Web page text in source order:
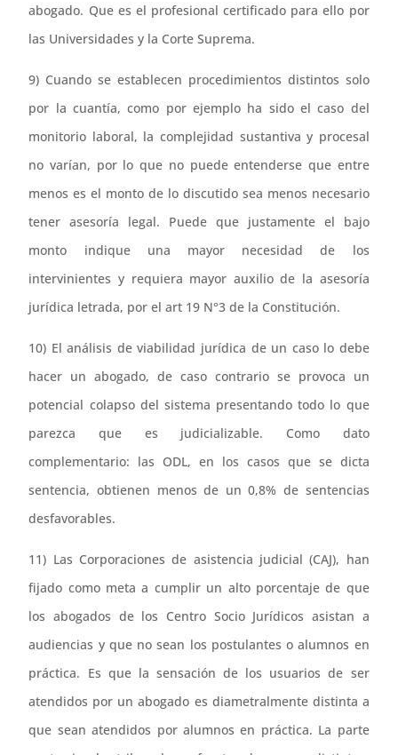
abogado. Que es el profesional certificado para ello por
las Universidades y la Corte Suprema.
9) Cuando se establecen procedimientos distintos solo
por la cuantía, como por ejemplo ha sido el caso del
monitorio laboral, la complejidad sustantiva y procesal
no varían, por lo que no puede entenderse que entre
menos es el monto de lo discutido sea menos necesario
tener asesoría legal. Puede que justamente el bajo
monto indique una mayor necesidad de los
intervinientes y requiera mayor auxilio de la asesoría
jurídica letrada, por el art 19 N°3 de la Constitución.
10) El análisis de viabilidad jurídica de un caso lo debe
hacer un abogado, de caso contrario se provoca un
potencial colapso del sistema presentando todo lo que
parezca que es judicializable. Como dato
complementario: las ODL, en los casos que se dicta
sentencia, obtienen menos de un 0,8% de sentencias
desfavorables.
11) Las Corporaciones de asistencia judicial (CAJ), han
fijado como meta a cumplir un alto porcentaje de que
los abogados de los Centro Socio Jurídicos asistan a
audiencias y que no sean los postulantes o alumnos en
práctica. Es que la sensación de los usuarios de ser
atendidos por un abogado es diametralmente distinta a
que sean atendidos por alumnos en práctica. La parte